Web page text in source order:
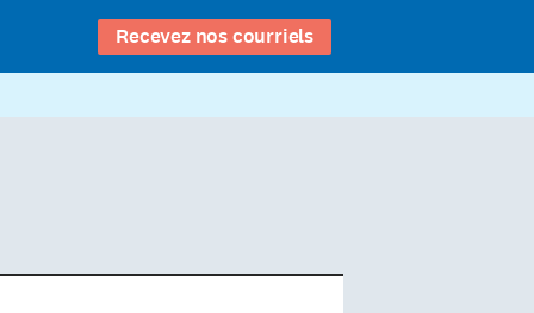
Recevez nos courriels